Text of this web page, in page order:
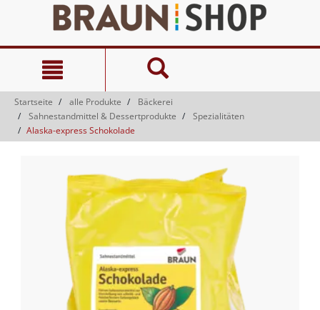
springen
Navigationsmenü
springen
Startseite alle Produkte
Bäckerei
Sahnestandmittel & Dessertprodukte
Spezialitäten
Alaska-express Schokolade